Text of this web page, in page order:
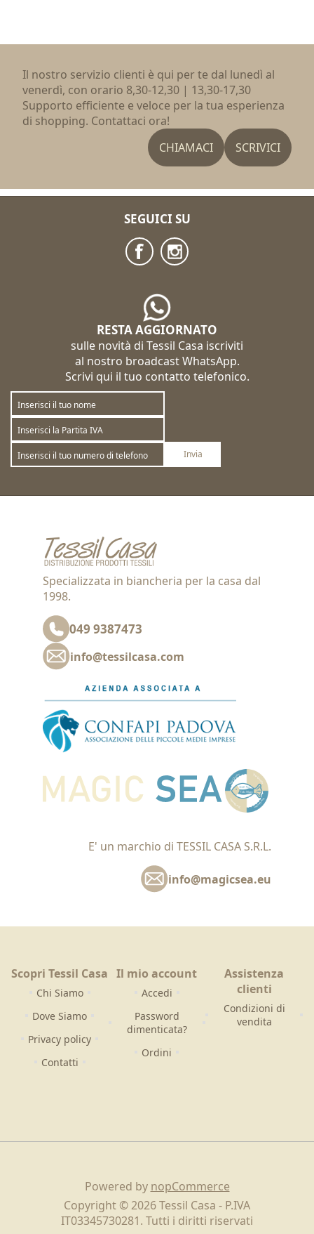
Il nostro servizio clienti è qui per te dal lunedì al
venerdì, con orario 8,30-12,30 | 13,30-17,30
Supporto efficiente e veloce per la tua esperienza
di shopping. Contattaci ora!
CHIAMACI
SCRIVICI
SEGUICI SU
RESTA AGGIORNATO
sulle novità di Tessil Casa iscriviti
al nostro broadcast WhatsApp.
Scrivi qui il tuo contatto telefonico.
Invia
Specializzata in biancheria per la casa dal
1998.
049 9387473
info@tessilcasa.com
E' un marchio di TESSIL CASA S.R.L.
info@magicsea.eu
Scopri Tessil Casa
Chi Siamo
Dove Siamo
Privacy policy
Contatti
Il mio account
Accedi
Password
dimenticata?
Ordini
Assistenza
clienti
Condizioni di
vendita
Powered by nopCommerce
Copyright © 2026 Tessil Casa - P.IVA
IT03345730281. Tutti i diritti riservati